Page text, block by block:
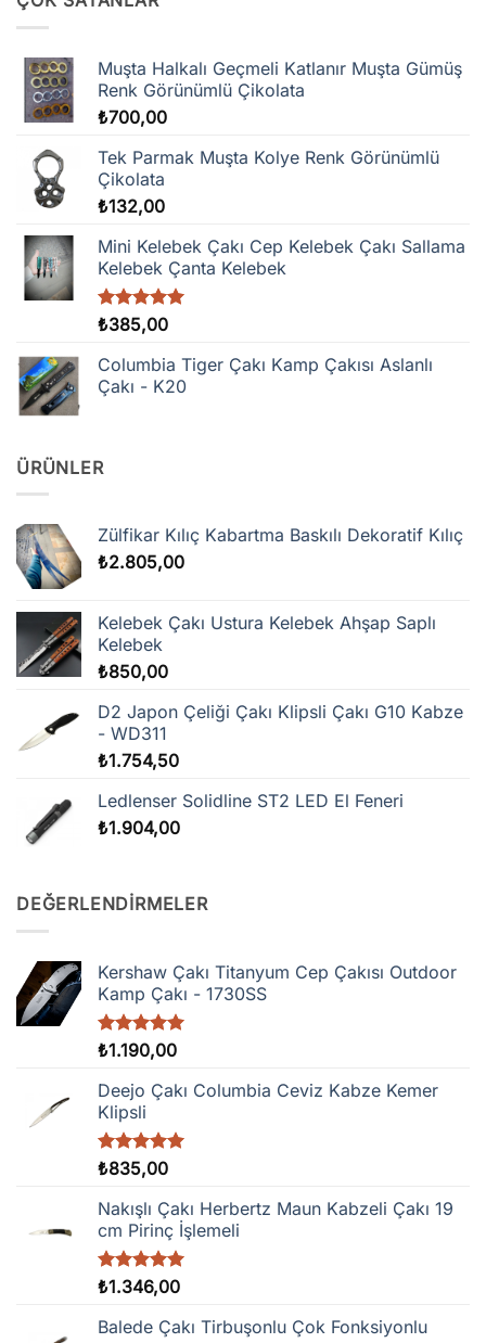
Muşta Halkalı Geçmeli Katlanır Muşta Gümüş
Renk Görünümlü Çikolata
₺700,00
Tek Parmak Muşta Kolye Renk Görünümlü
Çikolata
₺132,00
Mini Kelebek Çakı Cep Kelebek Çakı Sallama
Kelebek Çanta Kelebek
5 üzerinden
oy
aldı
₺385,00
Columbia Tiger Çakı Kamp Çakısı Aslanlı
Çakı - K20
ÜRÜNLER
Zülfikar Kılıç Kabartma Baskılı Dekoratif Kılıç
₺2.805,00
Kelebek Çakı Ustura Kelebek Ahşap Saplı
Kelebek
₺850,00
D2 Japon Çeliği Çakı Klipsli Çakı G10 Kabze
- WD311
₺1.754,50
Ledlenser Solidline ST2 LED El Feneri
₺1.904,00
DEĞERLENDIRMELER
Kershaw Çakı Titanyum Cep Çakısı Outdoor
Kamp Çakı - 1730SS
5 üzerinden
oy
aldı
₺1.190,00
Deejo Çakı Columbia Ceviz Kabze Kemer
Klipsli
5 üzerinden
oy
aldı
₺835,00
Nakışlı Çakı Herbertz Maun Kabzeli Çakı 19
cm Pirinç İşlemeli
5 üzerinden
aldı
₺1.346,00
Balede Çakı Tirbuşonlu Çok Fonksiyonlu